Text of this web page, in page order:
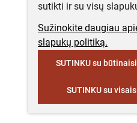
sutikti ir su visų
Sužinokite daugiau
slapukų politiką.
SUTINKU su
SUTINKU su visais